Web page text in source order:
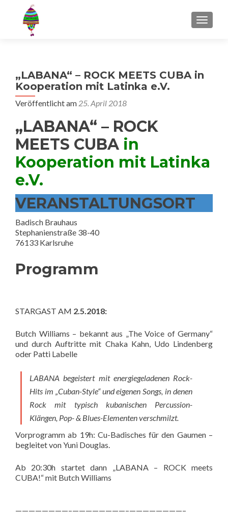
MENU
„LABANA“ – ROCK MEETS CUBA in
Kooperation mit Latinka e.V.
Veröffentlicht am 25. April 2018
„LABANA“ – ROCK
MEETS CUBA in
Kooperation mit Latinka
e.V.
VERANSTALTUNGSORT
Badisch Brauhaus
Stephanienstraße 38-40
76133 Karlsruhe
Programm
STARGAST AM 2.5.2018:
Butch Williams – bekannt aus „The Voice of Germany“
und durch Auftritte mit Chaka Kahn, Udo Lindenberg
oder Patti Labelle
LABANA begeistert mit energiegeladenen Rock-
Hits im „Cuban-Style“ und eigenen Songs, in denen
Rock mit typisch kubanischen Percussion-
Klängen, Pop- & Blues-Elementen verschmilzt.
Vorprogramm ab 19h: Cu-Badisches für den Gaumen –
begleitet von Yuni Douglas.
Ab 20:30h startet dann „LABANA – ROCK meets
CUBA!“ mit Butch Williams
————————–————————–————————–